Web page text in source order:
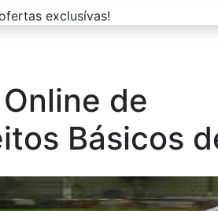
de
Básicos